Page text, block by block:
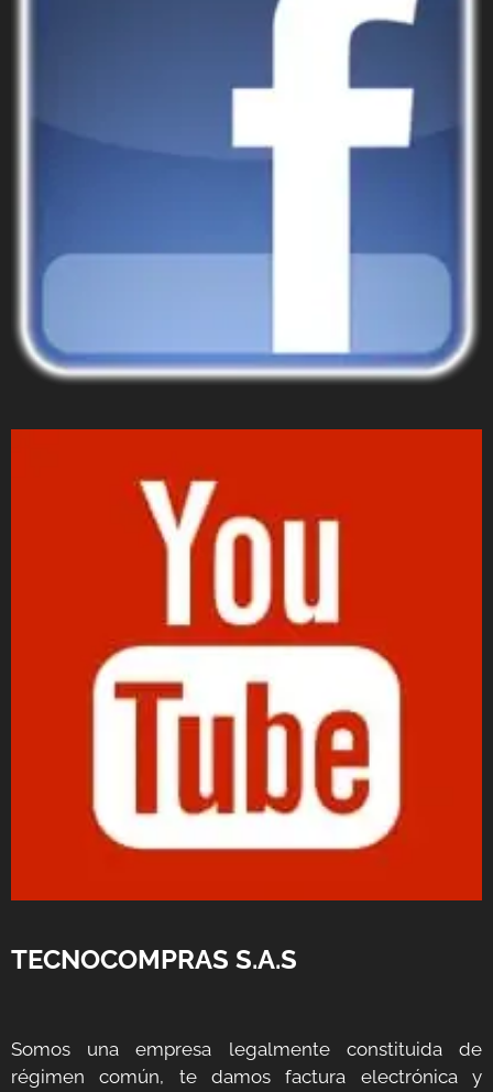
TECNOCOMPRAS S.A.S
Somos una empresa legalmente constituida de
régimen común, te damos factura electrónica y